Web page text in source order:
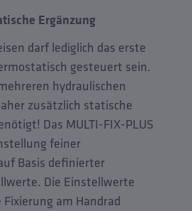
Ergänzung
darf lediglich das erste
gesteuert sein.
hydraulischen
zusätzlich statische
Das MULTI-FIX-PLUS
feiner
Basis definierter
Die Einstellwerte
am Handrad